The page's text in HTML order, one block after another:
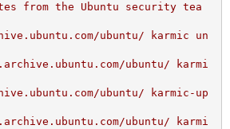
from the Ubuntu security tea
ubuntu/ karmic un
ubuntu/ karmi
ubuntu/ karmic-up
ubuntu/ karmi